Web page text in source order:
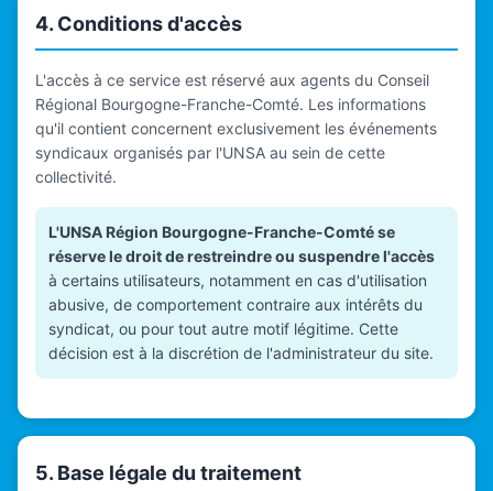
4. Conditions d'accès
L'accès à ce service est réservé aux agents du Conseil
Régional Bourgogne-Franche-Comté. Les informations
qu'il contient concernent exclusivement les événements
syndicaux organisés par l'UNSA au sein de cette
collectivité.
L'UNSA Région Bourgogne-Franche-Comté se
réserve le droit de restreindre ou suspendre l'accès
à certains utilisateurs, notamment en cas d'utilisation
abusive, de comportement contraire aux intérêts du
syndicat, ou pour tout autre motif légitime. Cette
décision est à la discrétion de l'administrateur du site.
5. Base légale du traitement